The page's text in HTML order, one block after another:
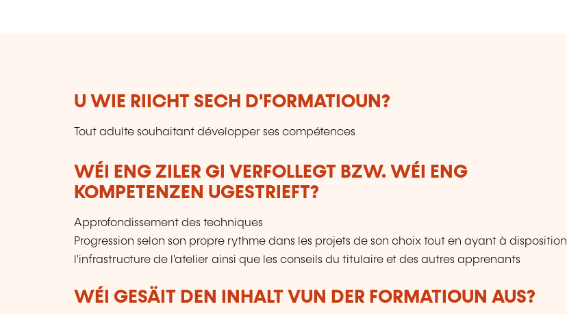
U WIE RIICHT SECH D'FORMATIOUN?
Tout adulte souhaitant développer ses compétences
WÉI ENG ZILER GI VERFOLLEGT BZW. WÉI ENG
KOMPETENZEN UGESTRIEFT?
Approfondissement des techniques
Progression selon son propre rythme dans les projets de son choix tout en ayant à disposition
l'infrastructure de l'atelier ainsi que les conseils du titulaire et des autres apprenants
WÉI GESÄIT DEN INHALT VUN DER FORMATIOUN AUS?